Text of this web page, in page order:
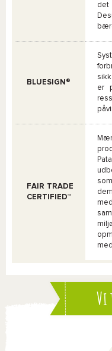
det
BLUESIGN®
er
FAIR TRADE
CERTIFIED™
Vi